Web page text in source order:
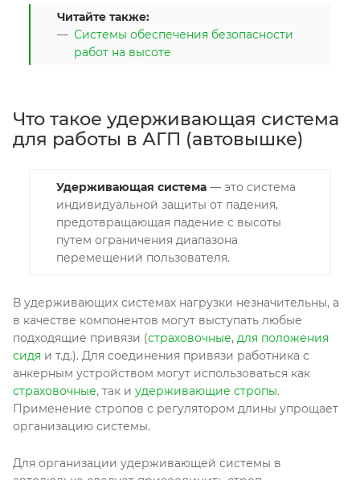
Читайте также:
Системы обеспечения безопасности
работ на высоте
Что такое удерживающая система
для работы в АГП (автовышке)
Удерживающая система — это система
индивидуальной защиты от падения,
предотвращающая падение с высоты
путем ограничения диапазона
перемещений пользователя.
В удерживающих системах нагрузки незначительны, а
в качестве компонентов могут выступать любые
подходящие привязи (страховочные, для положения
сидя и т.д.). Для соединения привязи работника с
анкерным устройством могут использоваться как
страховочные, так и удерживающие стропы.
Применение стропов с регулятором длины упрощает
организацию системы.
Для организации удерживающей системы в